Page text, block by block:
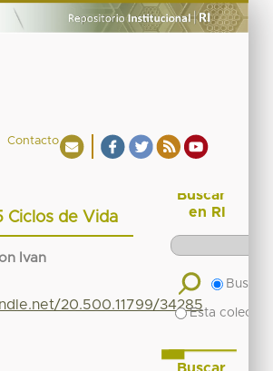
Contacto
Ciclos de Vida
Ivan
20.500.11799/34285
Buscar
en RI
Buscar
Esta